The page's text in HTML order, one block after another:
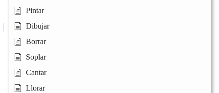
Pintar
Dibujar
Borrar
Soplar
Cantar
Llorar